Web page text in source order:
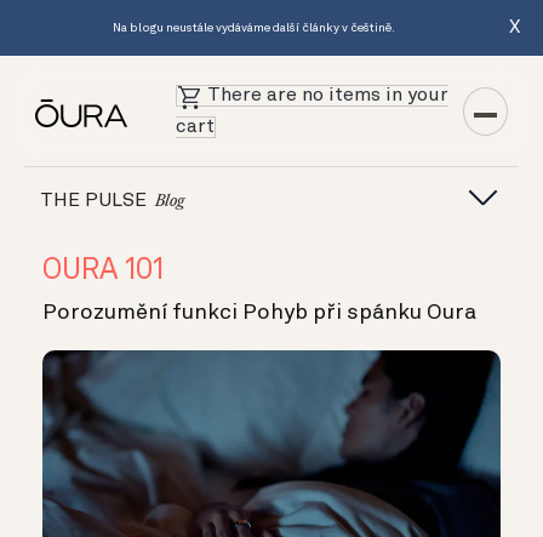
Na blogu neustále vydáváme další články v češtině. X
There are no items in your
cart
THE PULSE Blog
OURA 101
Porozumění funkci Pohyb při spánku Oura